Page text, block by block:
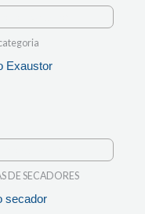
Exaustor
DE SECADORES
secador